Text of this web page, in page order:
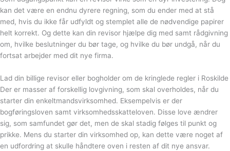
kan det være en endnu dyrere regning, som du ender med at stå
med, hvis du ikke får udfyldt og stemplet alle de nødvendige papirer
helt korrekt. Og dette kan din revisor hjælpe dig med samt rådgivning
om, hvilke beslutninger du bør tage, og hvilke du bør undgå, når du
fortsat arbejder med dit nye firma.
Lad din billige revisor eller bogholder om de kringlede regler i Roskilde
Der er masser af forskellig lovgivning, som skal overholdes, når du
starter din enkeltmandsvirksomhed. Eksempelvis er der
bogføringsloven samt virksomhedsskatteloven. Disse love ændrer
sig, som samfundet gør det, men de skal stadig følges til punkt og
prikke. Mens du starter din virksomhed op, kan dette være noget af
en udfordring at skulle håndtere oven i resten af dit nye ansvar.